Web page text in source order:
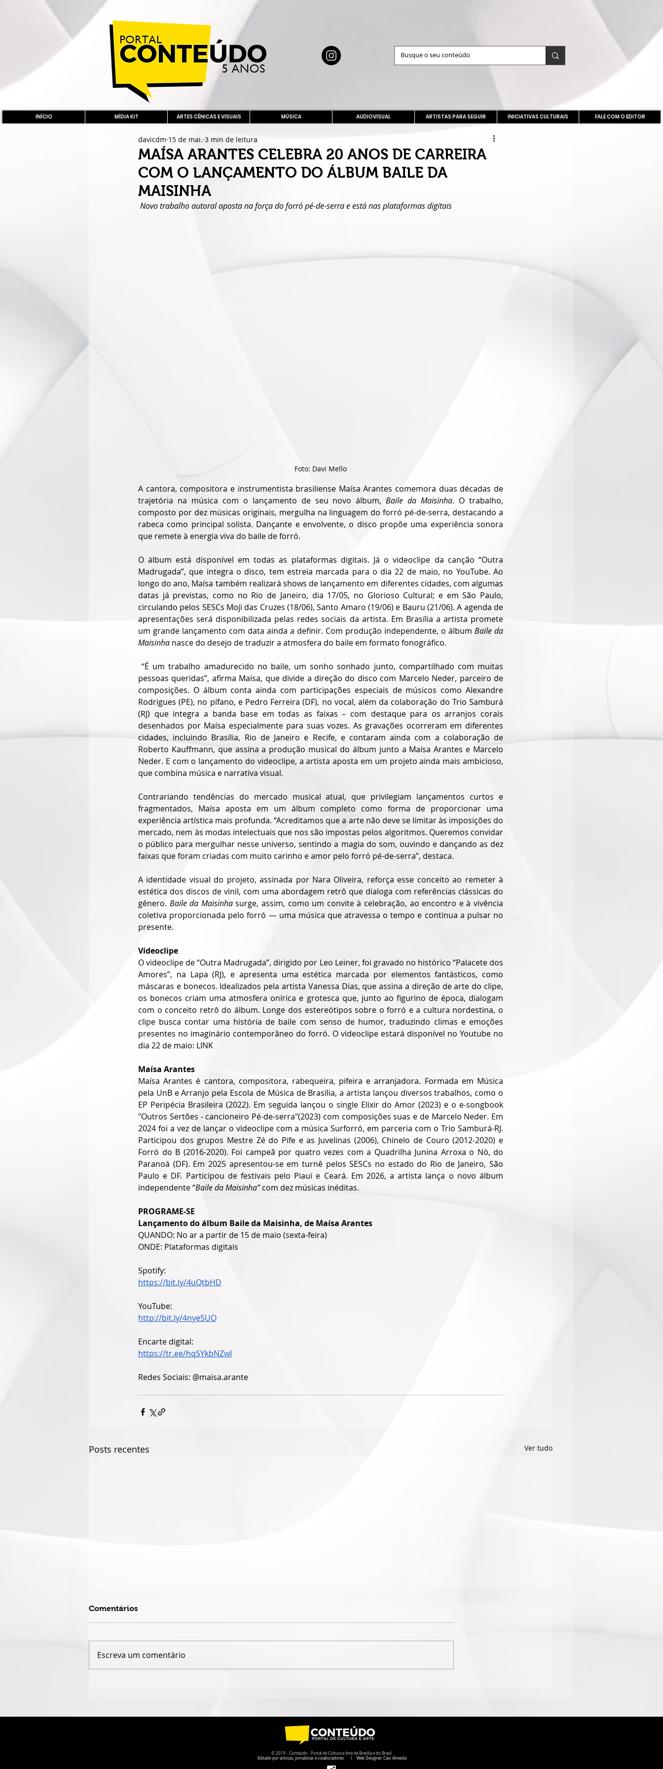
INÍCIO MÍDIA KIT ARTES CÊNICAS E VISUAIS MÚSICA AUDIOVISUAL ARTISTAS PARA SEGUIR INICIATIVAS CULTURAIS FALE COM O EDITOR
MAÍSA ARANTES CELEBRA 20 ANOS DE CARREIRA
COM O LANÇAMENTO DO ÁLBUM BAILE DA
MAISINHA
davicdm 15 de mai. 3 min de leitura
Novo trabalho autoral aposta na força do forró pé-de-serra e está nas plataformas digitais
Foto: Davi Mello
A cantora, compositora e instrumentista brasiliense Maísa Arantes comemora duas décadas de
trajetória na música com o lançamento de seu novo álbum, Baile da Maisinha. O trabalho,
composto por dez músicas originais, mergulha na linguagem do forró pé-de-serra, destacando a
rabeca como principal solista. Dançante e envolvente, o disco propõe uma experiência sonora
que remete à energia viva do baile de forró.
O álbum está disponível em todas as plataformas digitais. Já o videoclipe da canção “Outra
Madrugada”, que integra o disco, tem estreia marcada para o dia 22 de maio, no YouTube. Ao
longo do ano, Maísa também realizará shows de lançamento em diferentes cidades, com algumas
datas já previstas, como no Rio de Janeiro, dia 17/05, no Glorioso Cultural; e em São Paulo,
circulando pelos SESCs Moji das Cruzes (18/06), Santo Amaro (19/06) e Bauru (21/06). A agenda de
apresentações será disponibilizada pelas redes sociais da artista. Em Brasília a artista promete
um grande lançamento com data ainda a definir. Com produção independente, o álbum Baile da
Maisinha nasce do desejo de traduzir a atmosfera do baile em formato fonográfico.
“É um trabalho amadurecido no baile, um sonho sonhado junto, compartilhado com muitas
pessoas queridas”, afirma Maísa, que divide a direção do disco com Marcelo Neder, parceiro de
composições. O álbum conta ainda com participações especiais de músicos como Alexandre
Rodrigues (PE), no pífano, e Pedro Ferreira (DF), no vocal, além da colaboração do Trio Samburá
(RJ) que integra a banda base em todas as faixas – com destaque para os arranjos corais
desenhados por Maísa especialmente para suas vozes. As gravações ocorreram em diferentes
cidades, incluindo Brasília, Rio de Janeiro e Recife, e contaram ainda com a colaboração de
Roberto Kauffmann, que assina a produção musical do álbum junto a Maísa Arantes e Marcelo
Neder. E com o lançamento do videoclipe, a artista aposta em um projeto ainda mais ambicioso,
que combina música e narrativa visual.
Contrariando tendências do mercado musical atual, que privilegiam lançamentos curtos e
fragmentados, Maísa aposta em um álbum completo como forma de proporcionar uma
experiência artística mais profunda. “Acreditamos que a arte não deve se limitar às imposições do
mercado, nem às modas intelectuais que nos são impostas pelos algoritmos. Queremos convidar
o público para mergulhar nesse universo, sentindo a magia do som, ouvindo e dançando as dez
faixas que foram criadas com muito carinho e amor pelo forró pé-de-serra”, destaca.
A identidade visual do projeto, assinada por Nara Oliveira, reforça esse conceito ao remeter à
estética dos discos de vinil, com uma abordagem retrô que dialoga com referências clássicas do
gênero. Baile da Maisinha surge, assim, como um convite à celebração, ao encontro e à vivência
coletiva proporcionada pelo forró — uma música que atravessa o tempo e continua a pulsar no
presente.
Vídeoclipe
O videoclipe de “Outra Madrugada”, dirigido por Leo Leiner, foi gravado no histórico “Palacete dos
Amores”, na Lapa (RJ), e apresenta uma estética marcada por elementos fantásticos, como
máscaras e bonecos. Idealizados pela artista Vanessa Dias, que assina a direção de arte do clipe,
os bonecos criam uma atmosfera onírica e grotesca que, junto ao figurino de época, dialogam
com o conceito retrô do álbum. Longe dos estereótipos sobre o forró e a cultura nordestina, o
clipe busca contar uma história de baile com senso de humor, traduzindo climas e emoções
presentes no imaginário contemporâneo do forró. O videoclipe estará disponível no Youtube no
dia 22 de maio: LINK
Maísa Arantes
Maísa Arantes é cantora, compositora, rabequeira, pifeira e arranjadora. Formada em Música
pela UnB e Arranjo pela Escola de Música de Brasília, a artista lançou diversos trabalhos, como o
EP Peripécia Brasileira (2022). Em seguida lançou o single Elixir do Amor (2023) e o e-songbook
"Outros Sertões - cancioneiro Pé-de-serra"(2023) com composições suas e de Marcelo Neder. Em
2024 foi a vez de lançar o videoclipe com a música Surforró, em parceria com o Trio Samburá-RJ.
Participou dos grupos Mestre Zé do Pife e as Juvelinas (2006), Chinelo de Couro (2012-2020) e
Forró do B (2016-2020). Foi campeã por quatro vezes com a Quadrilha Junina Arroxa o Nó, do
Paranoá (DF). Em 2025 apresentou-se em turnê pelos SESCs no estado do Rio de Janeiro, São
Paulo e DF. Participou de festivais pelo Piauí e Ceará. Em 2026, a artista lança o novo álbum
independente “Baile da Maisinha” com dez músicas inéditas.
PROGRAME-SE
Lançamento do álbum Baile da Maisinha, de Maísa Arantes
QUANDO: No ar a partir de 15 de maio (sexta-feira)
ONDE: Plataformas digitais
Spotify:
https://bit.ly/4uQtbHD
YouTube:
http://bit.ly/4nye5UO
Encarte digital:
https://tr.ee/hqSYkbNZwI
Redes Sociais: @maisa.arante
Posts recentes Ver tudo
DA PRÓPRIA HISTÓRIA
AGOSTO
COMEMORARÁ OS 66 ANOS
Comentários
Escreva um comentário
© 2019 - Conteúdo - Portal de Cultura e Arte de Brasília e do Brasil
Editado por artistas, jornalistas e colaboradores I Web Designer: Caio Almeida